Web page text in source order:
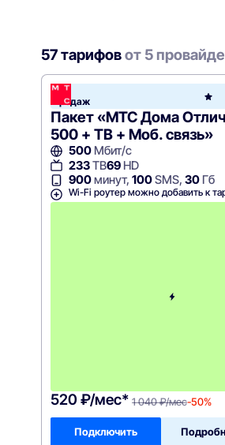
57 тарифовот 5
Хит
продаж
Пакет «МТС Дома
500 + ТВ + Моб. связь»
500Мбит/с
233ТВ69HD
900минут, 100SMS, 30Гб
Wi-Fi роутер можно добавить к
520 ₽/мес* 1 040 ₽/мес-50%
Подключить